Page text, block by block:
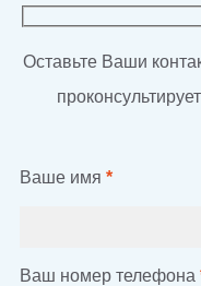
Оставьте Ваши
Ваше имя *
Ваш номер телефона